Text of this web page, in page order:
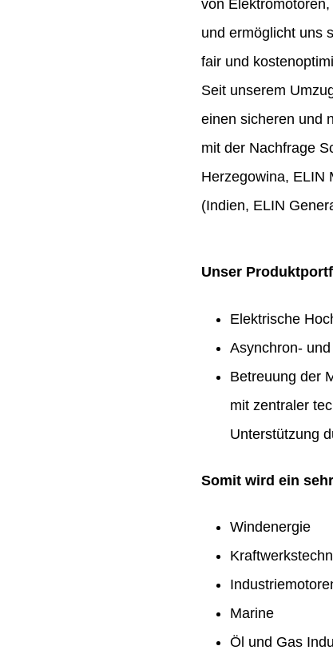
von
und ermöglicht uns
fair und
Seit unserem
einen sicheren und
mit der Nachfrage
Herzegowina, ELIN
(Indien, ELIN
Unser
Elektrische
Asynchron-
Betreuung der
mit zentraler
Unterstützung
Somit wird ein
Windenergie
Marine
Öl und Gas